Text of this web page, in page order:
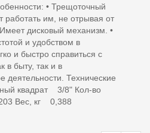
• Трещоточный
работать им, не отрывая от
дисковый механизм. •
и удобством в
и быстро справиться с
в быту, так и в
Технические
квадрат 3/8" Кол-во
Вес, кг 0,388